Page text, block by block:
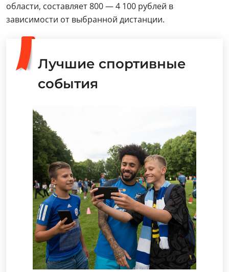
области, составляет 800 — 4 100 рублей в
зависимости от выбранной дистанции.
Лучшие спортивные
события